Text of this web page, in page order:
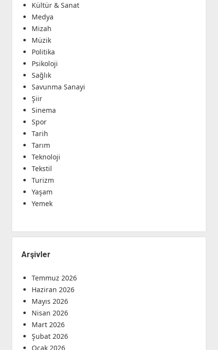
Kültür & Sanat
Medya
Mizah
Müzik
Politika
Psikoloji
Sağlık
Savunma Sanayi
Şiir
Sinema
Spor
Tarih
Tarım
Teknoloji
Tekstil
Turizm
Yaşam
Yemek
Arşivler
Temmuz 2026
Haziran 2026
Mayıs 2026
Nisan 2026
Mart 2026
Şubat 2026
Ocak 2026